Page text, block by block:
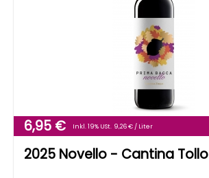
6,95 € Inkl. 19% USt. 9,26 € / Liter
2025 Novello - Cantina Tollo